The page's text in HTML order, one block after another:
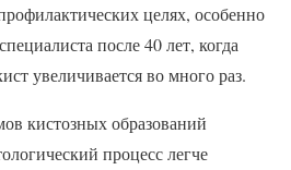
целях, особенно
после 40 лет, когда
увеличивается во много раз.
кистозных образований
процесс легче